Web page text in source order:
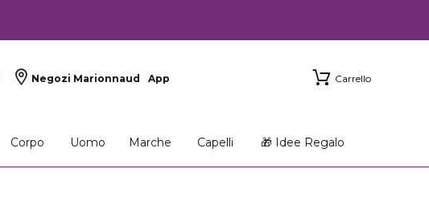
Negozi Marionnaud App Carrello
Corpo Uomo Marche Capelli 🎁 Idee Regalo